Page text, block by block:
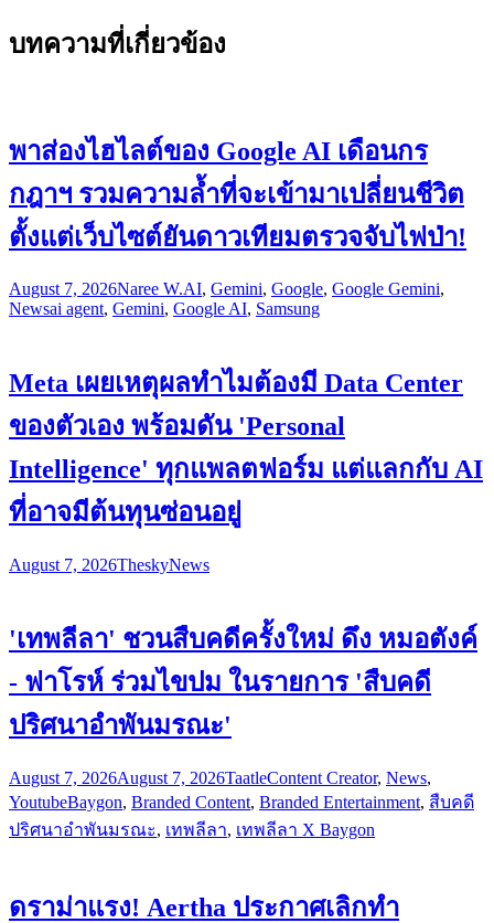
บทความที่เกี่ยวข้อง
พาส่องไฮไลต์ของ Google AI เดือนกร
กฎาฯ รวมความล้ำที่จะเข้ามาเปลี่ยนชีวิต
ตั้งแต่เว็บไซต์ยันดาวเทียมตรวจจับไฟป่า!
August 7, 2026Naree W.AI, Gemini, Google, Google Gemini,
Newsai agent, Gemini, Google AI, Samsung
Meta เผยเหตุผลทำไมต้องมี Data Center
ของตัวเอง พร้อมดัน 'Personal
Intelligence' ทุกแพลตฟอร์ม แต่แลกกับ AI
ที่อาจมีต้นทุนซ่อนอยู่
August 7, 2026TheskyNews
'เทพลีลา' ชวนสืบคดีครั้งใหม่ ดึง หมอตังค์
- ฟาโรห์ ร่วมไขปม ในรายการ 'สืบคดี
ปริศนาอำพันมรณะ'
August 7, 2026August 7, 2026TaatleContent Creator, News,
YoutubeBaygon, Branded Content, Branded Entertainment, สืบคดี
ปริศนาอำพันมรณะ, เทพลีลา, เทพลีลา X Baygon
ดราม่าแรง! Aertha ประกาศเลิกทำ